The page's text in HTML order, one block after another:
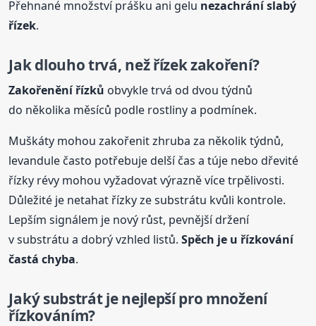
Přehnané množství prášku ani gelu nezachrání slabý
řízek.
Jak dlouho trvá, než řízek zakoření?
Zakořenění řízků obvykle trvá od dvou týdnů
do několika měsíců podle rostliny a podmínek.
Muškáty mohou zakořenit zhruba za několik týdnů,
levandule často potřebuje delší čas a túje nebo dřevité
řízky révy mohou vyžadovat výrazně více trpělivosti.
Důležité je netahat řízky ze substrátu kvůli kontrole.
Lepším signálem je nový růst, pevnější držení
v substrátu a dobrý vzhled listů.Spěch je u řízkování
častá chyba.
Jaký substrát je nejlepší pro množení
řízkováním?